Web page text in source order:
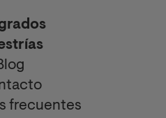
frecuentes